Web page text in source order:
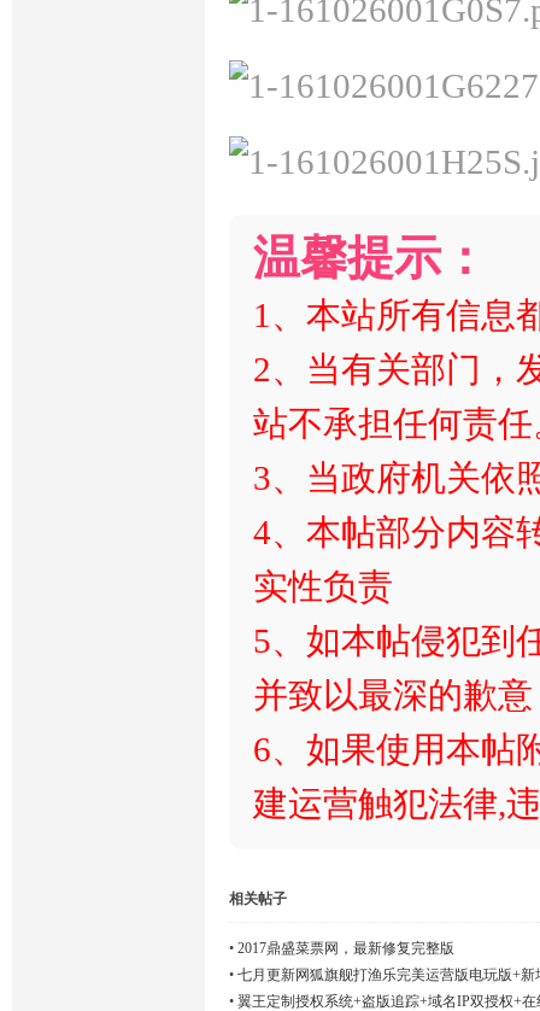
温馨提示：
1、本站所有信息
2、当有关部门，
站不承担任何责
3、当政府机关依
4、本帖部分内容
实性负责
5、如本帖侵犯到
并致以最深的歉意
6、如果使用本帖
建运营触犯法律,
相关帖子
• 2017鼎盛菜票网，最新修复完整版
• 七月更新网狐旗舰打渔乐完美运营版电玩版+
• 翼王定制授权系统+盗版追踪+域名IP双授权+